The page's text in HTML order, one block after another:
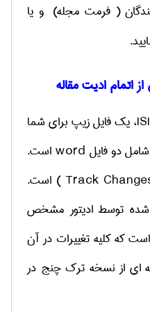
( فرمت مجله) و یا
اتمام ادیت مقاله
پس از اتمام کار ویرایش مقاله ISI، یک فایل زیپ برای شما
دو فایل wordاست.
Track ) است.
شده توسط ادیتور مشخص
که کلیه تغییرات در آن
ای از نسخه ترک چنج در